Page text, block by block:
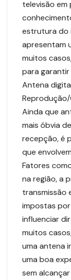
televisão em
estrutura do
apresentam
muitos
para garantir
Antena
Ainda que
mais óbvia
recepção, é
que
Fatores
na região, a
transmissão
impostas
influenciar
muitos
uma antena
uma boa
sem